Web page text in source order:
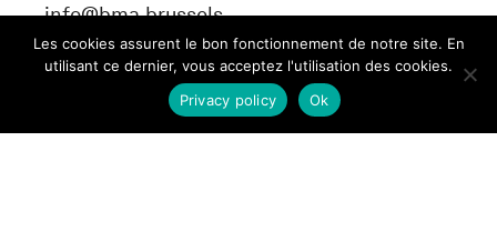
info@bma.brussels
Les cookies assurent le bon fonctionnement de notre site. En
utilisant ce dernier, vous acceptez l'utilisation des cookies.
Ok
Privacy policy